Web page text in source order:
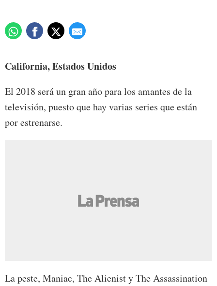
California, Estados Unidos
El 2018 será un gran año para los amantes de la
televisión, puesto que hay varias series que están
por estrenarse.
La peste, Maniac, The Alienist y The Assassination